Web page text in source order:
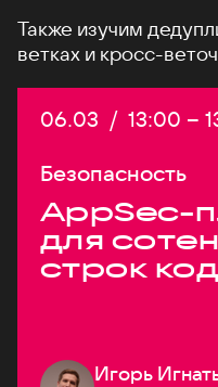
Также изучим
ветках и кросс-
Дата:
06.03 / Начало:
13:00 –
Безопасность
AppSec-
для
строк
Игорь